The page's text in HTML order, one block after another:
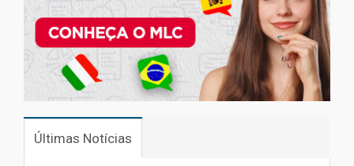
Últimas Notícias